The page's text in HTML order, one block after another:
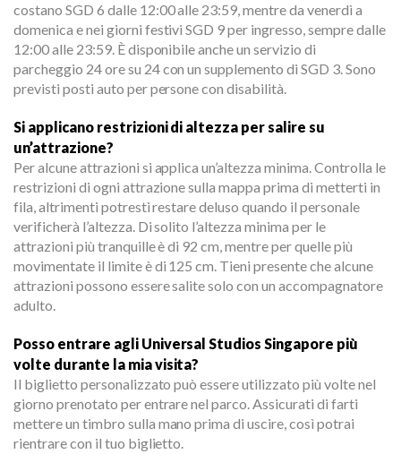
costano SGD 6 dalle 12:00 alle 23:59, mentre da venerdì a
domenica e nei giorni festivi SGD 9 per ingresso, sempre dalle
12:00 alle 23:59. È disponibile anche un servizio di
parcheggio 24 ore su 24 con un supplemento di SGD 3. Sono
previsti posti auto per persone con disabilità.
Si applicano restrizioni di altezza per salire su
un’attrazione?
Per alcune attrazioni si applica un’altezza minima. Controlla le
restrizioni di ogni attrazione sulla mappa prima di metterti in
fila, altrimenti potresti restare deluso quando il personale
verificherà l’altezza. Di solito l’altezza minima per le
attrazioni più tranquille è di 92 cm, mentre per quelle più
movimentate il limite è di 125 cm. Tieni presente che alcune
attrazioni possono essere salite solo con un accompagnatore
adulto.
Posso entrare agli Universal Studios Singapore più
volte durante la mia visita?
Il biglietto personalizzato può essere utilizzato più volte nel
giorno prenotato per entrare nel parco. Assicurati di farti
mettere un timbro sulla mano prima di uscire, così potrai
rientrare con il tuo biglietto.